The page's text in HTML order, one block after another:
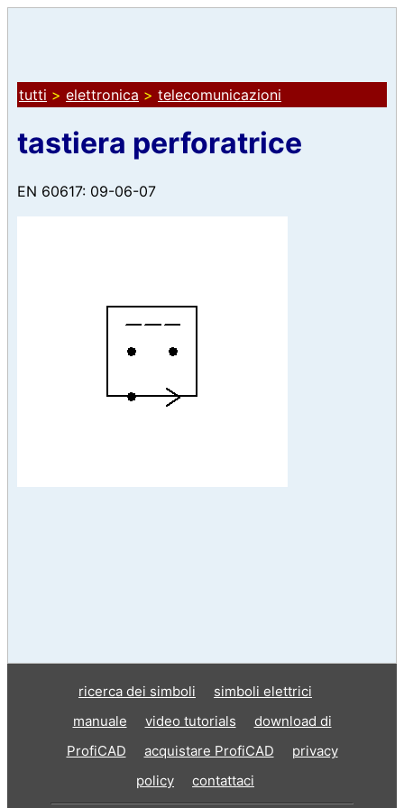
tutti > elettronica > telecomunicazioni
tastiera perforatrice
EN 60617: 09-06-07
ricerca dei simboli
simboli elettrici
manuale
video tutorials
download di
ProfiCAD
acquistare ProfiCAD
privacy
policy
contattaci